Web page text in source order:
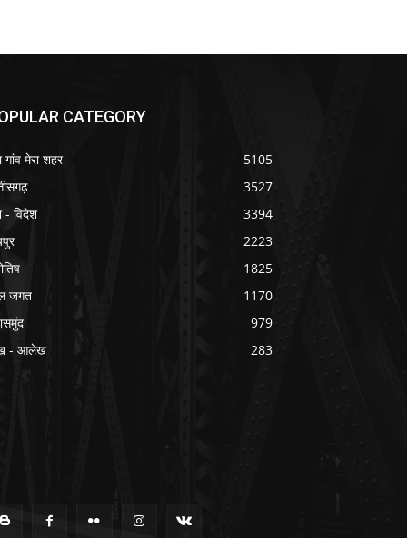
CATEGORY
गांव मेरा शहर
5105
3527
- विदेश
3394
2223
1825
जगत
1170
979
- आलेख
283